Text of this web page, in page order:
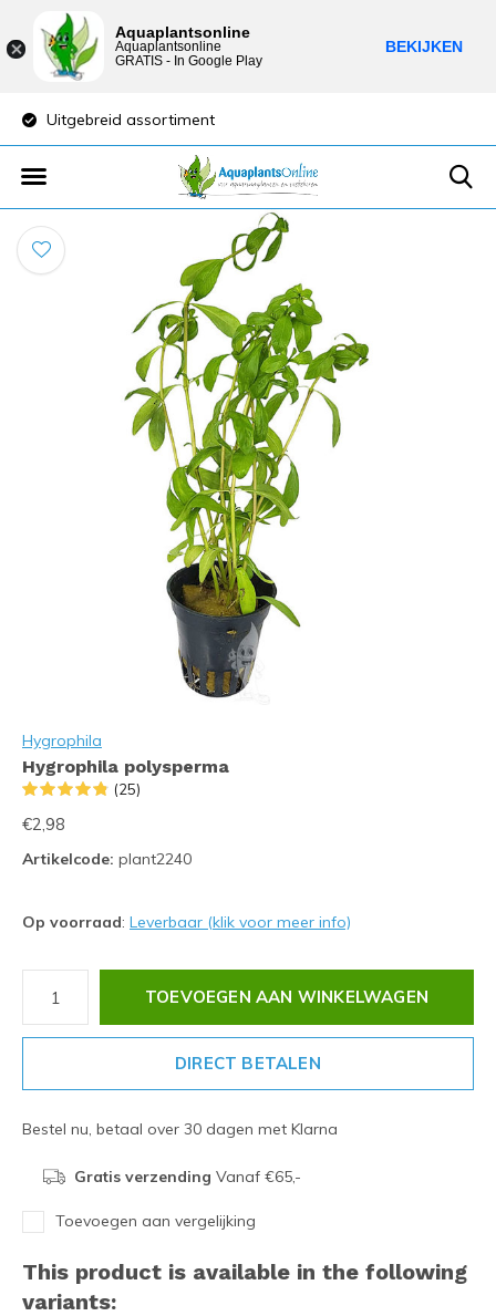
Uitgebreid assortiment
Hygrophila
Hygrophila polysperma
(25)
€2,98
Artikelcode: plant2240
Op voorraad: Leverbaar (klik voor meer info)
TOEVOEGEN AAN WINKELWAGEN
DIRECT BETALEN
Bestel nu, betaal over 30 dagen met Klarna
Gratis verzending Vanaf €65,-
Toevoegen aan vergelijking
This product is available in the following
variants:
Aquaplantsonline
Aquaplantsonline
GRATIS - In Google Play
BEKIJKEN